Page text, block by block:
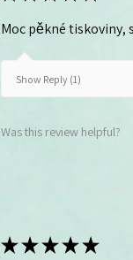
Moc pěkné tiskoviny,
Show Reply (1)
Was this review helpful?
★★★★★